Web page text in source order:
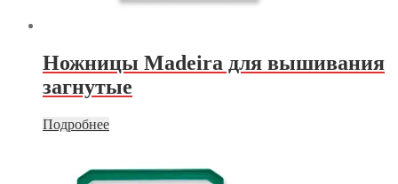
Ножницы Madeira для вышивания
загнутые
Подробнее